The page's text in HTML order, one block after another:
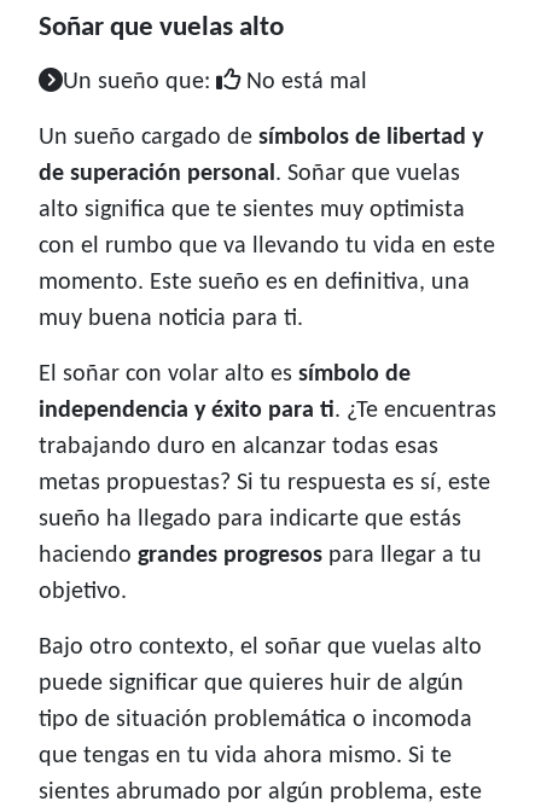
Soñar que vuelas alto
Un sueño que: No está mal
Un sueño cargado de símbolos de libertad y
de superación personal. Soñar que vuelas
alto significa que te sientes muy optimista
con el rumbo que va llevando tu vida en este
momento. Este sueño es en definitiva, una
muy buena noticia para ti.
El soñar con volar alto es símbolo de
independencia y éxito para ti. ¿Te encuentras
trabajando duro en alcanzar todas esas
metas propuestas? Si tu respuesta es sí, este
sueño ha llegado para indicarte que estás
haciendo grandes progresos para llegar a tu
objetivo.
Bajo otro contexto, el soñar que vuelas alto
puede significar que quieres huir de algún
tipo de situación problemática o incomoda
que tengas en tu vida ahora mismo. Si te
sientes abrumado por algún problema, este